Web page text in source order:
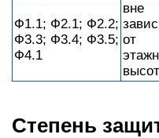
Ф1.1; Ф2.1; Ф2.2;
Ф3.3; Ф3.4; Ф3.5;
Ф4.1
вне
от
Степень